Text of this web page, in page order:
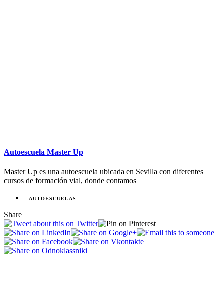
Autoescuela Master Up
Master Up es una autoescuela ubicada en Sevilla con diferentes
cursos de formación vial, donde contamos
AUTOESCUELAS
Share